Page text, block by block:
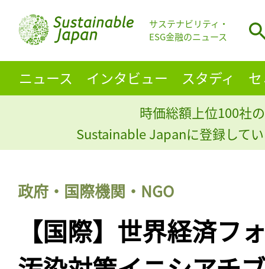
サステナビリティ・
ESG金融のニュース
ニュース インタビュー スタディ
時価総額上位100社
Sustainable Japanに登録して
政府・国際機関・NGO
【国際】世界経済フ